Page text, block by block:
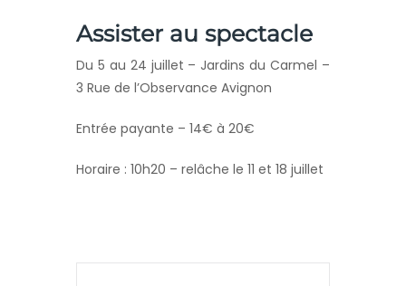
Assister au spectacle
Du 5 au 24 juillet – Jardins du Carmel –
3 Rue de l’Observance Avignon
Entrée payante – 14€ à 20€
Horaire : 10h20 – relâche le 11 et 18 juillet